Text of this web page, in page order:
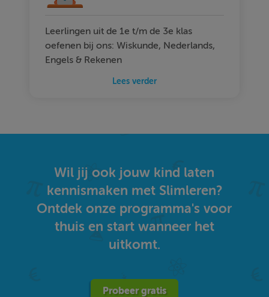
Leerlingen uit de 1e t/m de 3e klas
oefenen bij ons: Wiskunde, Nederlands,
Engels & Rekenen
Lees verder
Wil jij ook jouw kind laten
kennismaken met Slimleren?
Ontdek onze programma's voor
thuis en start wanneer het
uitkomt.
Probeer gratis